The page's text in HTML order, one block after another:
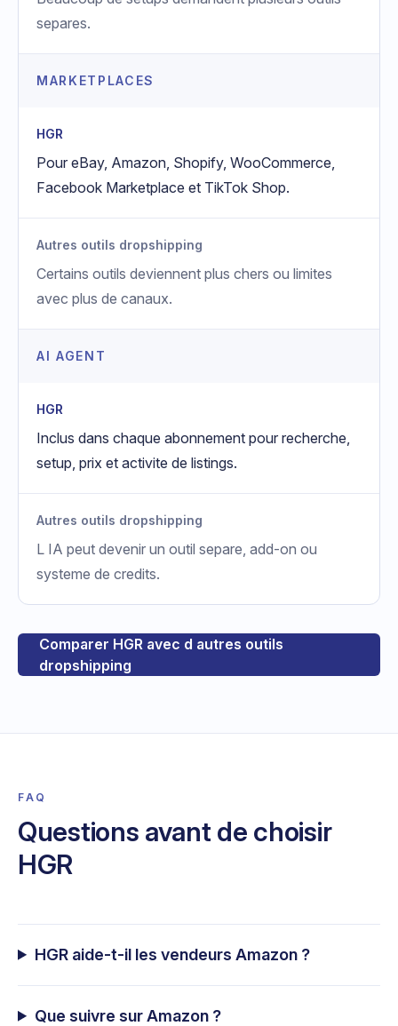
separes.
MARKETPLACES
HGR
Pour eBay, Amazon, Shopify, WooCommerce,
Facebook Marketplace et TikTok Shop.
Autres outils dropshipping
Certains outils deviennent plus chers ou limites
avec plus de canaux.
AI AGENT
HGR
Inclus dans chaque abonnement pour recherche,
setup, prix et activite de listings.
Autres outils dropshipping
L IA peut devenir un outil separe, add-on ou
systeme de credits.
Comparer HGR avec d autres outils
dropshipping
FAQ
Questions avant de choisir
HGR
HGR aide-t-il les vendeurs Amazon ?
Que suivre sur Amazon ?